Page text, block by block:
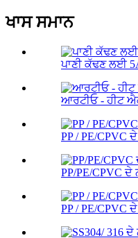
ਖਾਸ ਸਮਾਨ
ਪਾਣੀ ਕੱਢਣ ਲਈ
ਆਰਟੀਓ - ਹੀਟ
PP / PE/CPVC
PP/PE/CPVC
PP / PE/CPVC